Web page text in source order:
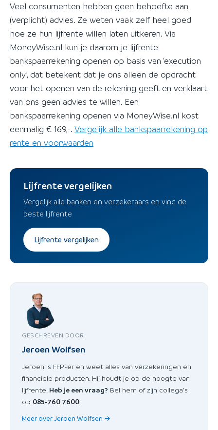
Veel consumenten hebben geen behoefte aan
(verplicht) advies. Ze weten vaak zelf heel goed
hoe ze hun lijfrente willen laten uitkeren. Via
MoneyWise.nl kun je daarom je lijfrente
bankspaarrekening openen op basis van ‘execution
only’, dat betekent dat je ons alleen de opdracht
voor het openen van de rekening geeft en verklaart
van ons geen advies te willen. Een
bankspaarrekening openen via MoneyWise.nl kost
eenmalig € 169,-. Vergelijk alle bankspaarrekening op
rente en voorwaarden
Lijfrente vergelijken
Vergelijk alle banken en verzekeraars en vind de
beste lijfrente
Lijfrente vergelijken
GESCHREVEN DOOR
Jeroen Wolfsen
Jeroen is FFP-er en weet alles van verzekeringen en
financiele producten. Hij houdt je op de hoogte van
lijfrente. Heb je een vraag? Bel hem of zijn collega's
op 085-760 7600
Meer over Jeroen Wolfsen →